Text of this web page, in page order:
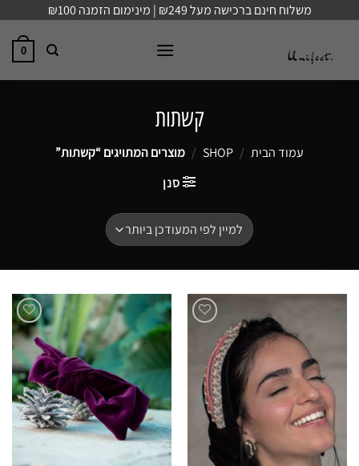
content
משלוח חינם ברכישה מעל ₪249 | מינימום הזמנה ₪100
0
קשתות
עמוד הבית /
SHOP
/ מוצרים המתויגים “קשתות”
סנן